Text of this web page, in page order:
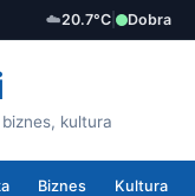
☁️20.7°C Dobra
kultura
Biznes Kultura